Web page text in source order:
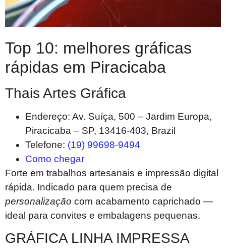
Top 10: melhores gráficas
rápidas em Piracicaba
Thais Artes Gráfica
Endereço: Av. Suíça, 500 – Jardim Europa,
Piracicaba – SP, 13416-403, Brazil
Telefone: (19) 99698-9494
Como chegar
Forte em trabalhos artesanais e impressão digital
rápida. Indicado para quem precisa de
personalização com acabamento caprichado —
ideal para convites e embalagens pequenas.
GRÁFICA LINHA IMPRESSA